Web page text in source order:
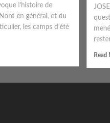
l’histoire de
en général, et du
les camps d’été
Read